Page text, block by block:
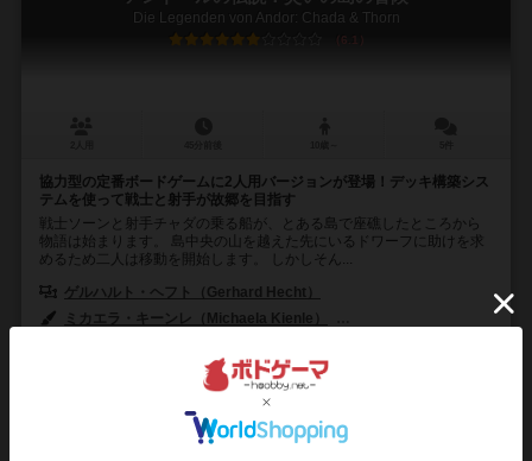
Die Legenden von Andor: Chada & Thorn
6.1
協力型の定番ボードゲームに2人用バージョンが登場！デッキ構築シス
テムを使って戦士と射手が故郷を目指す
戦士ソーンと射手チャダの乗る船が、とある島で座礁したところから
物語は始まります。 島中央の山を越えた先にいるドワーフに助けを求
めるため二人は移動を開始します。 しかしそん...
ゲルハルト・ヘフト（Gerhard Hecht）
ミカエラ・キーンレ（Michaela Kienle）
ミヒャエル・メンツェル
経験あり